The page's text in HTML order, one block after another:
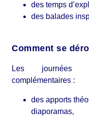
des temps
des balades
Comment se
Les journées
complémentaires :
des apports
diaporamas,